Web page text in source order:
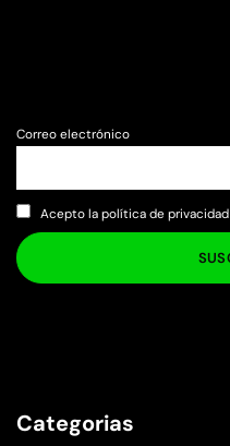
Correo electrónico
Acepto la política de privacidad
Categorias